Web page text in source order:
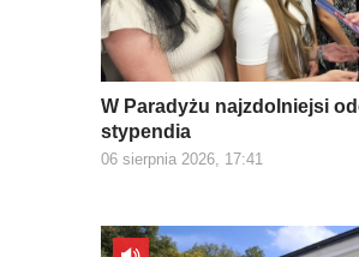
W Paradyżu najzdolniejsi
stypendia
06 sierpnia 2026, 17:41